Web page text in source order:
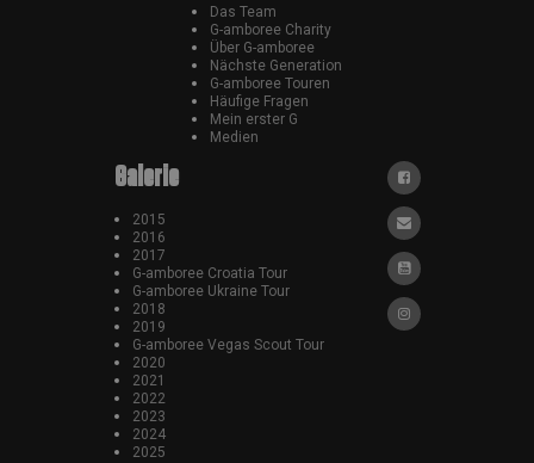
Das Team
G-amboree Charity
Über G-amboree
Nächste Generation
G-amboree Touren
Häufige Fragen
Mein erster G
Medien
Galerie
2015
2016
2017
G-amboree Croatia Tour
G-amboree Ukraine Tour
2018
2019
G-amboree Vegas Scout Tour
2020
2021
2022
2023
2024
2025